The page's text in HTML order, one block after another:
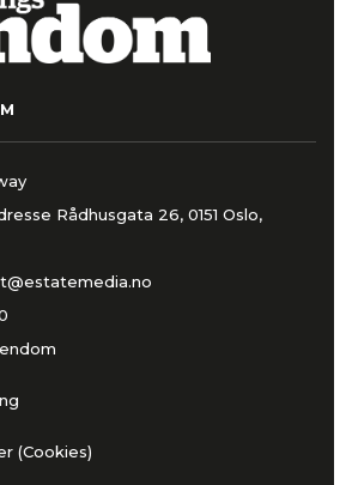
Rådhusgata 26, 0151 Oslo,
(Cookies)